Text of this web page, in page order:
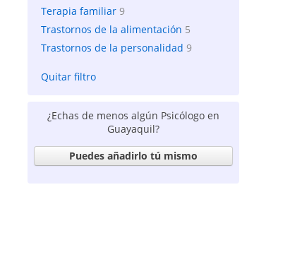
Terapia familiar 9
Trastornos de la alimentación 5
Trastornos de la personalidad 9
Quitar filtro
¿Echas de menos algún Psicólogo en
Guayaquil?
Puedes añadirlo tú mismo